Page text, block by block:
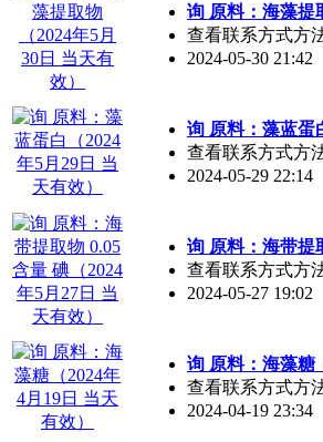
询 原料：海藻提
查看联系方式方
2024-05-30 21:42
询 原料：藻蓝蛋
查看联系方式方
2024-05-29 22:14
询 原料：海带提
查看联系方式方
2024-05-27 19:02
询 原料：海藻糖
查看联系方式方
2024-04-19 23:34